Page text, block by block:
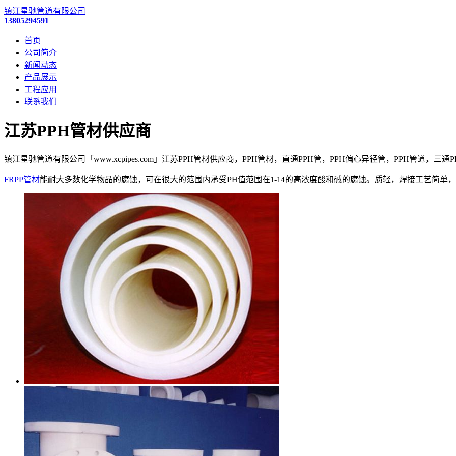
镇江星驰管道有限公司
13805294591
首页
公司简介
新闻动态
产品展示
工程应用
联系我们
江苏PPH管材供应商
镇江星驰管道有限公司「www.xcpipes.com」江苏PPH管材供应商，PPH管材，直通PPH管，PPH偏心异径管，PPH管道，三通
FRPP管材能耐大多数化学物品的腐蚀，可在很大的范围内承受PH值范围在1-14的高浓度酸和碱的腐蚀。质轻，焊接工艺简单